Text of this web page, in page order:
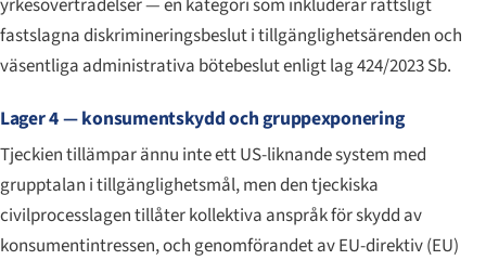
fastslagna diskrimineringsbeslut i tillgänglighetsärenden och
väsentliga administrativa bötebeslut enligt lag 424/2023 Sb.
Lager 4 — konsumentskydd och gruppexponering
Tjeckien tillämpar ännu inte ett US-liknande system med
grupptalan i tillgänglighetsmål, men den tjeckiska
civilprocesslagen tillåter kollektiva anspråk för skydd av
konsumentintressen, och genomförandet av EU-direktiv (EU)